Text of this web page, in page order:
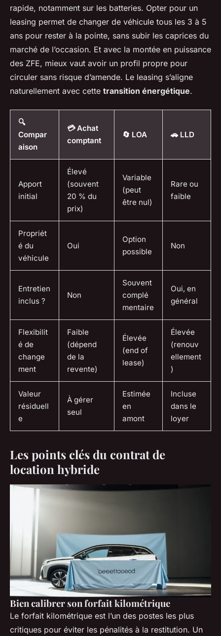
rapide, notamment sur les batteries. Opter pour un
leasing permet de changer de véhicule tous les 3 à 5
ans pour rester à la pointe, sans subir les caprices du
marché de l’occasion. Et avec la montée en puissance
des ZFE, mieux vaut avoir un profil propre pour
circuler sans risque d’amende. Le leasing s’aligne
naturellement avec cette transition énergétique.
🔍
Compar
aison
💳 Achat
comptant
🔄 LOA 🚗 LLD
Apport
initial
Élevé
(souvent
20 % du
prix)
Variable
(peut
être nul)
Rare ou
faible
Propriét
é du
véhicule
Oui
Option
possible
Non
Entretien
inclus ?
Non
Souvent
complé
mentaire
Oui, en
général
Flexibilit
é de
change
ment
Faible
(dépend
de la
revente)
Élevée
(end of
lease)
Élevée
(renouv
ellement
)
Valeur
résiduell
e
À gérer
seul
Estimée
en
amont
Incluse
dans le
loyer
Les points clés du contrat de
location hybride
Bien calibrer son forfait kilométrique
Le forfait kilométrique est l’un des postes les plus
critiques pour éviter les pénalités à la restitution. Un